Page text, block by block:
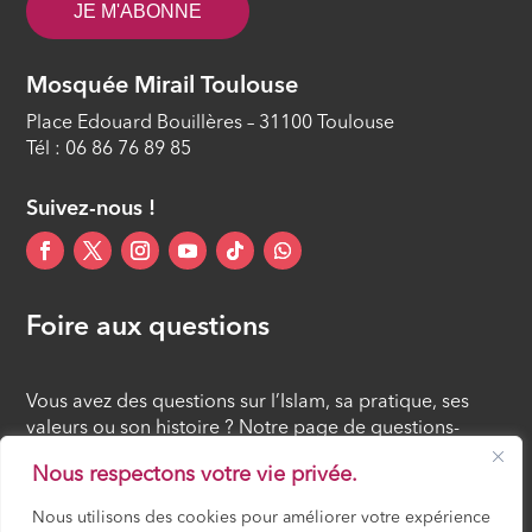
Nous respectons votre vie privée.
Nous utilisons des cookies pour améliorer votre expérience
Les finalités visées par le Coran
JE M'ABONNE
Mosquée Mirail Toulouse
Place Edouard Bouillères – 31100 Toulouse
Tél : 06 86 76 89 85
Suivez-nous !
Foire aux questions
Vous avez des questions sur l’Islam, sa pratique, ses
valeurs ou son histoire ? Notre page de questions-
réponses rassemble des réponses claires et accessibles
à tous, croyants ou simples curieux.